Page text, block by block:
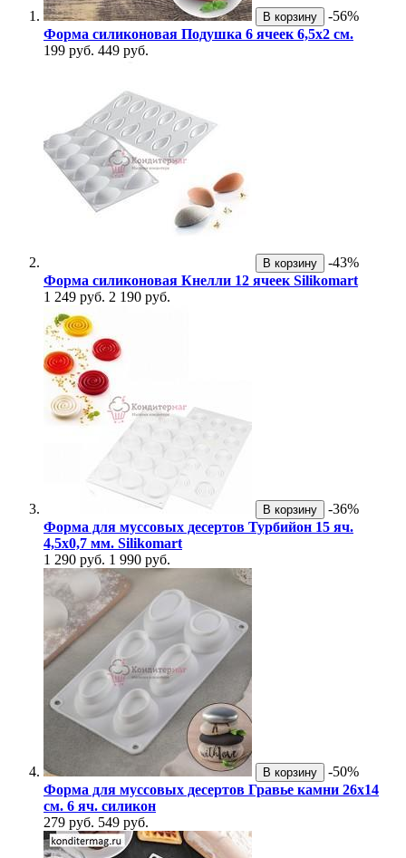
В корзину
-56%
Форма силиконовая Подушка 6 ячеек 6,5х2 см.
199 руб. 449 руб.
В корзину
-43%
Форма силиконовая Кнелли 12 ячеек Silikomart
1 249 руб. 2 190 руб.
В корзину
-36%
Форма для муссовых десертов Турбийон 15 яч.
4,5х0,7 мм. Silikomart
1 290 руб. 1 990 руб.
В корзину
-50%
Форма для муссовых десертов Гравье камни 26x14
см. 6 яч. силикон
279 руб. 549 руб.